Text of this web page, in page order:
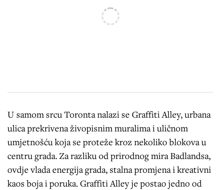
U samom srcu Toronta nalazi se Graffiti Alley, urbana
ulica prekrivena živopisnim muralima i uličnom
umjetnošću koja se proteže kroz nekoliko blokova u
centru grada. Za razliku od prirodnog mira Badlandsa,
ovdje vlada energija grada, stalna promjena i kreativni
kaos boja i poruka. Graffiti Alley je postao jedno od